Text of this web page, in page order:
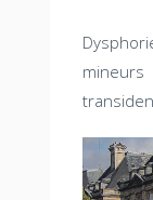
mineurs |